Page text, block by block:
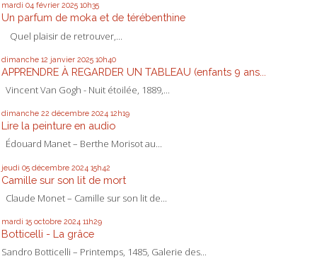
mardi 04 février 2025 10h35
Un parfum de moka et de térébenthine
Quel plaisir de retrouver,...
dimanche 12 janvier 2025 10h40
APPRENDRE À REGARDER UN TABLEAU (enfants 9 ans...
Vincent Van Gogh - Nuit étoilée, 1889,...
dimanche 22 décembre 2024 12h19
Lire la peinture en audio
Édouard Manet – Berthe Morisot au...
jeudi 05 décembre 2024 15h42
Camille sur son lit de mort
Claude Monet – Camille sur son lit de...
mardi 15 octobre 2024 11h29
Botticelli - La grâce
Sandro Botticelli – Printemps, 1485, Galerie des...